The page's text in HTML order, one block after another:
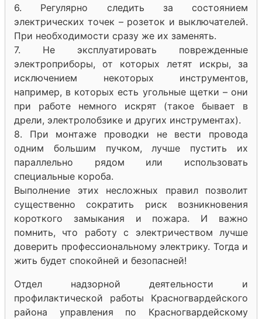
6. Регулярно следить за состоянием
электрических точек – розеток и выключателей.
При необходимости сразу же их заменять.
7. Не эксплуатировать поврежденные
электроприборы, от которых летят искры, за
исключением некоторых инструментов,
например, в которых есть угольные щетки – они
при работе немного искрят (такое бывает в
дрели, электролобзике и других инструментах).
8. При монтаже проводки не вести провода
одним большим пучком, лучше пустить их
параллельно рядом или использовать
специальные короба.
Выполнение этих несложных правил позволит
существенно сократить риск возникновения
короткого замыкания и пожара. И важно
помнить, что работу с электричеством лучше
доверить профессиональному электрику. Тогда и
жить будет спокойней и безопасней!
Отдел надзорной деятельности и
профилактической работы Красногвардейского
района управления по Красногвардейскому